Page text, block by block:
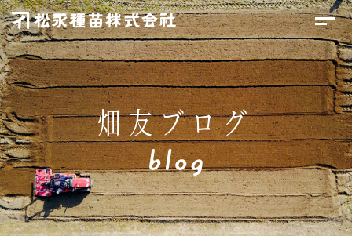
畑友ブログ